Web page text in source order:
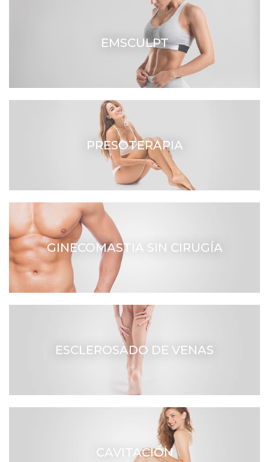
EMSCULPT
PRESOTERAPIA
GINECOMASTIA SIN CIRUGÍA
ESCLEROSADO DE VENAS
CAVITACIÓN